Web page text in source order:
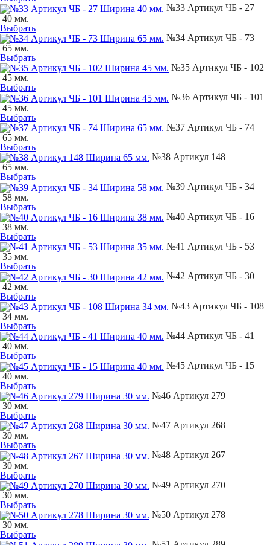
№33 Артикул ЧБ - 27
40 мм.
Выбрать
№34 Артикул ЧБ - 73
65 мм.
Выбрать
№35 Артикул ЧБ - 102
45 мм.
Выбрать
№36 Артикул ЧБ - 101
45 мм.
Выбрать
№37 Артикул ЧБ - 74
65 мм.
Выбрать
№38 Артикул 148
65 мм.
Выбрать
№39 Артикул ЧБ - 34
58 мм.
Выбрать
№40 Артикул ЧБ - 16
38 мм.
Выбрать
№41 Артикул ЧБ - 53
35 мм.
Выбрать
№42 Артикул ЧБ - 30
42 мм.
Выбрать
№43 Артикул ЧБ - 108
34 мм.
Выбрать
№44 Артикул ЧБ - 41
40 мм.
Выбрать
№45 Артикул ЧБ - 15
40 мм.
Выбрать
№46 Артикул 279
30 мм.
Выбрать
№47 Артикул 268
30 мм.
Выбрать
№48 Артикул 267
30 мм.
Выбрать
№49 Артикул 270
30 мм.
Выбрать
№50 Артикул 278
30 мм.
Выбрать